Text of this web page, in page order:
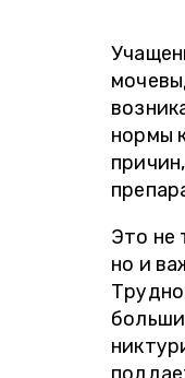
нормы
Это не
но и